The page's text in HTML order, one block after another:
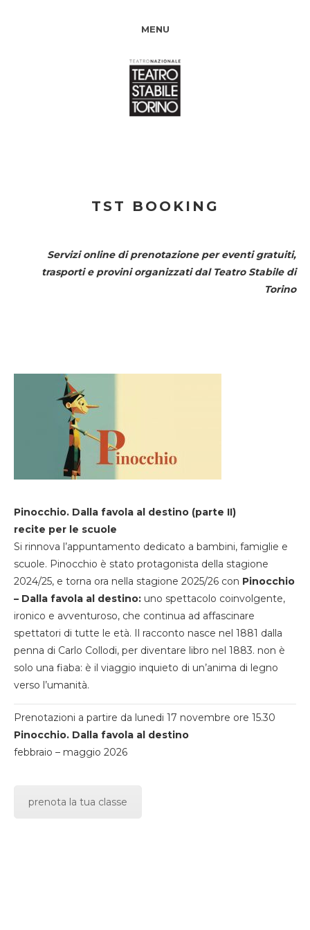
MENU
TST BOOKING
Servizi online di prenotazione per eventi gratuiti,
trasporti e provini organizzati dal Teatro Stabile di
Torino
Pinocchio. Dalla favola al destino (parte II)
recite per le scuole
Si rinnova l’appuntamento dedicato a bambini, famiglie e
scuole. Pinocchio è stato protagonista della stagione
2024/25, e torna ora nella stagione 2025/26 con Pinocchio
– Dalla favola al destino: uno spettacolo coinvolgente,
ironico e avventuroso, che continua ad affascinare
spettatori di tutte le età. Il racconto nasce nel 1881 dalla
penna di Carlo Collodi, per diventare libro nel 1883. non è
solo una fiaba: è il viaggio inquieto di un’anima di legno
verso l’umanità.
Prenotazioni a partire da lunedi 17 novembre ore 15.30
Pinocchio. Dalla favola al destino
febbraio – maggio 2026
prenota la tua classe